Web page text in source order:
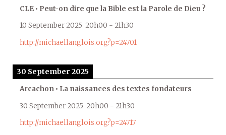
CLE • Peut-on dire que la Bible est la Parole de Dieu ?
10 September 2025 20h00 - 21h30
http://michaellanglois.org?p=24701
30 September 2025
Arcachon • La naissances des textes fondateurs
30 September 2025 20h00 - 21h30
http://michaellanglois.org?p=24717